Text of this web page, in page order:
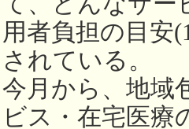
用者負担の目安
されている。
今月から、地域
ビス・在宅医療